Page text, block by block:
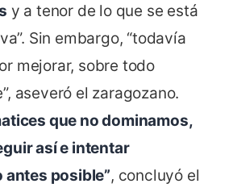
y a tenor de lo que se está
Sin embargo, “todavía
mejorar, sobre todo
aseveró el zaragozano.
que no dominamos,
así e intentar
posible”, concluyó el